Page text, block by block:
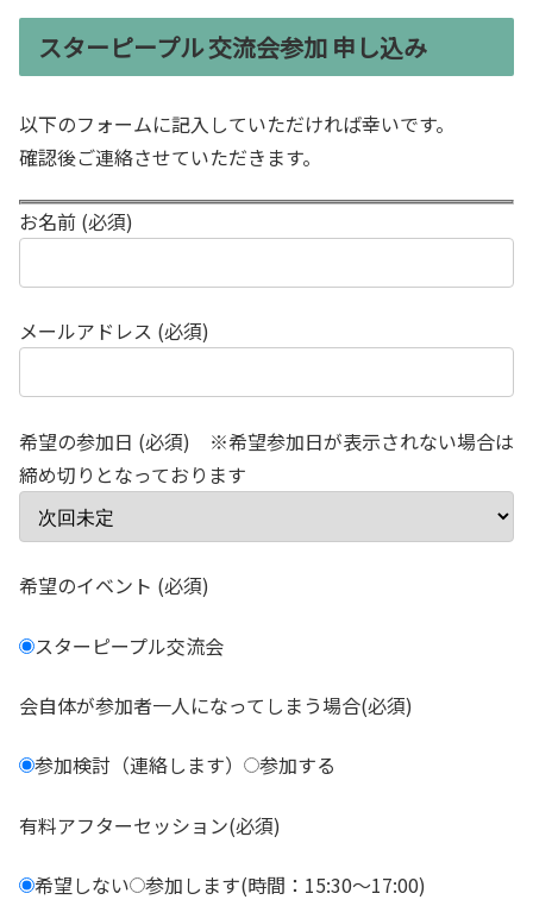
スターピープル 交流会参加 申し込み
以下のフォームに記入していただければ幸いです。
確認後ご連絡させていただきます。
お名前 (必須)
メールアドレス (必須)
希望の参加日 (必須) ※希望参加日が表示されない場合は
締め切りとなっております
希望のイベント (必須)
スターピープル交流会
会自体が参加者一人になってしまう場合(必須)
参加検討（連絡します） 参加する
有料アフターセッション(必須)
希望しない 参加します(時間：15:30～17:00)